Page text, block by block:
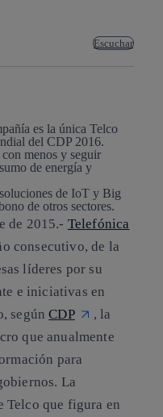
Escuchar
es la única Telco
del CDP 2016.
menos y seguir
de energía y
de IoT y Big
de otros sectores.
de 2015.- Telefónica
consecutivo, de la
líderes por su
e iniciativas en
segúnCDP
, la
que anualmente
para
La
Telco que figura en